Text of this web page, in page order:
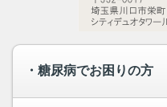
・糖尿病でお困りの方